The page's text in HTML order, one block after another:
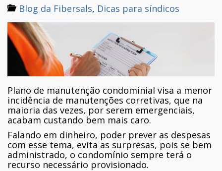
Blog da Fibersals, Dicas para síndicos
Plano de manutenção condominial visa a menor
incidência de manutenções corretivas, que na
maioria das vezes, por serem emergenciais,
acabam custando bem mais caro.
Falando em dinheiro, poder prever as despesas
com esse tema, evita as surpresas, pois se bem
administrado, o condomínio sempre terá o
recurso necessário provisionado.